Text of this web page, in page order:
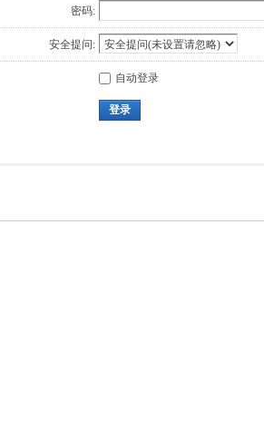
密码:
安全提问:
自动登录
登录